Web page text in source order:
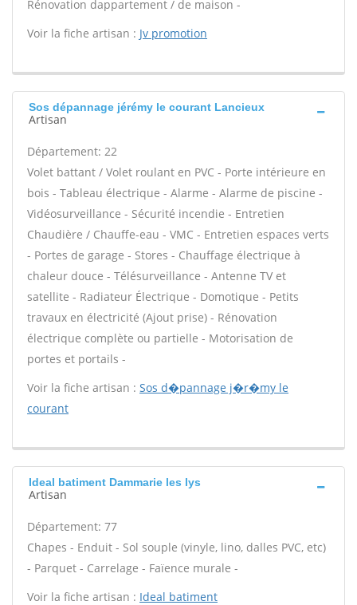
Rénovation dappartement / de maison -
Voir la fiche artisan : Jv promotion
Sos dépannage jérémy le courant Lancieux
Artisan
Département: 22
Volet battant / Volet roulant en PVC - Porte intérieure en
bois - Tableau électrique - Alarme - Alarme de piscine -
Vidéosurveillance - Sécurité incendie - Entretien
Chaudière / Chauffe-eau - VMC - Entretien espaces verts
- Portes de garage - Stores - Chauffage électrique à
chaleur douce - Télésurveillance - Antenne TV et
satellite - Radiateur Électrique - Domotique - Petits
travaux en électricité (Ajout prise) - Rénovation
électrique complète ou partielle - Motorisation de
portes et portails -
Voir la fiche artisan : Sos d�pannage j�r�my le
courant
Ideal batiment Dammarie les lys
Artisan
Département: 77
Chapes - Enduit - Sol souple (vinyle, lino, dalles PVC, etc)
- Parquet - Carrelage - Faïence murale -
Voir la fiche artisan : Ideal batiment